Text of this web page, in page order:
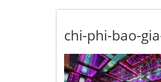
chi-phi-bao-